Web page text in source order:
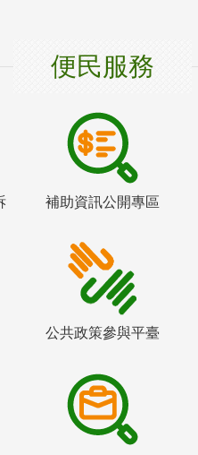
便民服務
補助資訊公開專區
公共政策參與平臺